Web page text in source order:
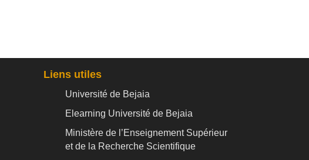
Liens utiles
Université de Bejaia
Elearning Université de Bejaia
Ministère de l’Enseignement Supérieur
et de la Recherche Scientifique